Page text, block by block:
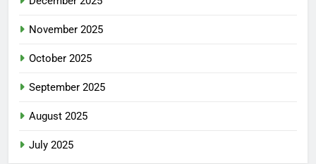
November 2025
October 2025
September 2025
August 2025
July 2025